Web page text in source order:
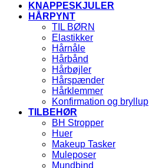
KNAPPESKJULER
HÅRPYNT
TIL BØRN
Elastikker
Hårnåle
Hårbånd
Hårbøjler
Hårspænder
Hårklemmer
Konfirmation og bryllup
TILBEHØR
BH Stropper
Huer
Makeup Tasker
Muleposer
Mundbind